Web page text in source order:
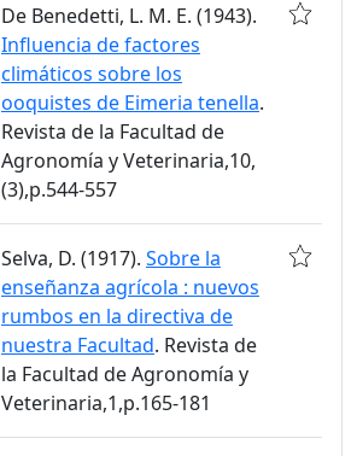
De Benedetti, L. M. E. (1943).
Influencia de factores
climáticos sobre los
ooquistes de Eimeria tenella.
Revista de la Facultad de
Agronomía y Veterinaria,10,
(3),p.544-557
Selva, D. (1917). Sobre la
enseñanza agrícola : nuevos
rumbos en la directiva de
nuestra Facultad. Revista de
la Facultad de Agronomía y
Veterinaria,1,p.165-181